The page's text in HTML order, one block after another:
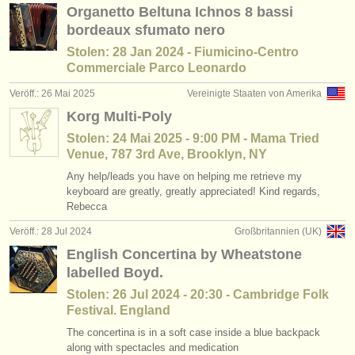
instrumentenverkauf
gestohlene instrumente
orchester
musikhochschulen
jugendorchester
musicalchairs:
über musicalchairs
kontakt
rss feeds
nachrichten in der klassischen musik
Organetto Beltuna Ichnos 8 bassi
bordeaux sfumato nero
Stolen: 28 Jan 2024 - Fiumicino-Centro
Commerciale Parco Leonardo
Vereinigte Staaten von Amerika
Veröff.: 26 Mai 2025
Korg Multi-Poly
Stolen: 24 Mai 2025 - 9:00 PM - Mama Tried
Venue, 787 3rd Ave, Brooklyn, NY
Any help/leads you have on helping me retrieve my
keyboard are greatly, greatly appreciated! Kind regards,
Rebecca
Großbritannien (UK)
Veröff.: 28 Jul 2024
English Concertina by Wheatstone
labelled Boyd.
Stolen: 26 Jul 2024 - 20:30 - Cambridge Folk
Festival. England
The concertina is in a soft case inside a blue backpack
along with spectacles and medication